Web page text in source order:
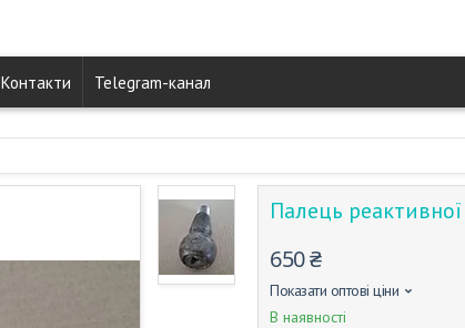
Контакти Telegram-канал
Палець
650 ₴
Показати оптові ціни
В наявності